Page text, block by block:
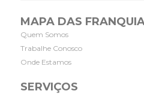
MAPA DAS
Quem Somos
Trabalhe Conosco
Onde Estamos
SERVIÇOS